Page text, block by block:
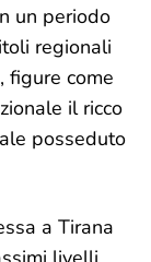
un periodo
regionali
figure come
il ricco
posseduto
a Tirana